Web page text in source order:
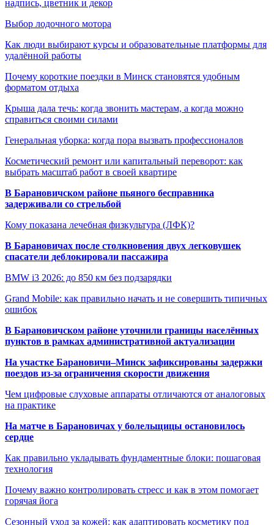
надпись, цветник и декор
Выбор лодочного мотора
Как люди выбирают курсы и образовательные платформы для
удалённой работы
Почему короткие поездки в Минск становятся удобным
форматом отдыха
Крыша дала течь: когда звонить мастерам, а когда можно
справиться своими силами
Генеральная уборка: когда пора вызвать профессионалов
Косметический ремонт или капитальный переворот: как
выбрать масштаб работ в своей квартире
В Барановичском районе пьяного бесправника
задерживали со стрельбой
Кому показана лечебная физкультура (ЛФК)?
В Барановичах после столкновения двух легковушек
спасатели деблокировали пассажира
BMW i3 2026: до 850 км без подзарядки
Grand Mobile: как правильно начать и не совершить типичных
ошибок
В Барановичском районе уточнили границы населённых
пунктов в рамках административной актуализации
На участке Барановичи–Минск зафиксированы задержки
поездов из-за ограничения скорости движения
Чем цифровые слуховые аппараты отличаются от аналоговых
на практике
На матче в Барановичах у болельщицы остановилось
сердце
Как правильно укладывать фундаментные блоки: пошаговая
технология
Почему важно контролировать стресс и как в этом помогает
горячая йога
Сезонный уход за кожей: как адаптировать косметику под